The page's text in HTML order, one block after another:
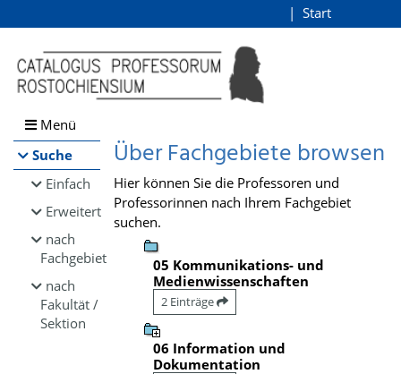
Browsen
direkt zum Inhalt
Start
Menü
Suche
Einfach
Erweitert
nach
Fachgebiet
nach
Fakultät /
Sektion
Über Fachgebiete browsen
Hier können Sie die Professoren und
Professorinnen nach Ihrem Fachgebiet
suchen.
05 Kommunikations- und
Medienwissenschaften
2 Einträge
06 Information und
Dokumentation